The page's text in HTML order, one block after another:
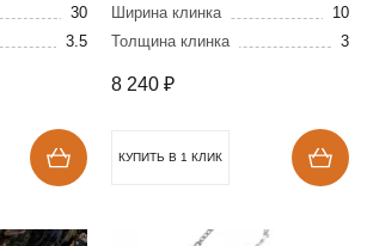
30
3.5
Ширина клинка
10
Толщина клинка
3
8 240 ₽
КУПИТЬ В 1 КЛИК